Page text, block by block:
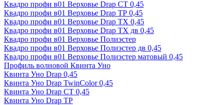
Квадро профи в01 Верховье Drap СТ 0,45
Квадро профи в01 Верховье Drap ТР 0,45
Квадро профи в01 Верховье Drap ТХ 0,45
Квадро профи в01 Верховье Drap ТХ дв 0,45
Квадро профи в01 Верховье Полиэстер
Квадро профи в01 Верховье Полиэстер дв 0,45
Квадро профи в01 Верховье Полиэстер матовый 0,45
Профиль волновой Квинта Уно
Квинта Уно Drap 0,45
Квинта Уно Drap TwinColor 0,45
Квинта Уно Drap СТ 0,45
Квинта Уно Drap ТР